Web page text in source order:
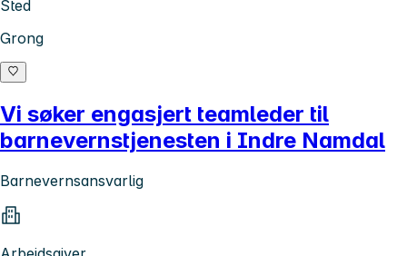
Sted
Grong
Vi søker engasjert teamleder til
barnevernstjenesten i Indre Namdal
Barnevernsansvarlig